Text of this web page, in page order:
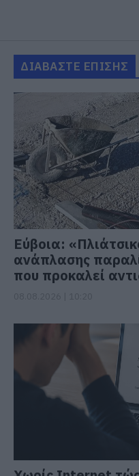
ΔΙΑΒΑΣΤΕ ΕΠΙΣΗΣ
Εύβοια:
ανάπλασης
που προκαλεί